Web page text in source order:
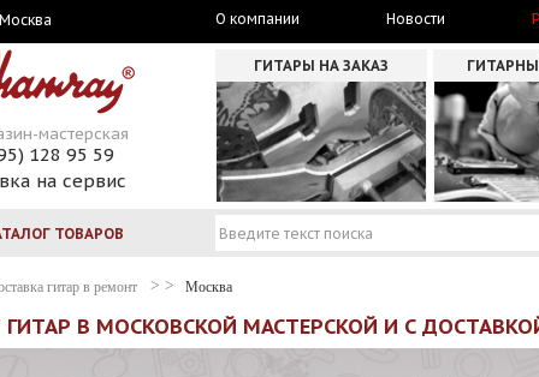
Москва О компании Новости
мастерская
128 95 59
на сервис
ГИТАРЫ НА ЗАКАЗ
ТОВАРОВ
гитар в ремонт Москва
В МОСКОВСКОЙ МАСТЕРСКОЙ И С